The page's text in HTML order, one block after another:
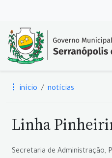
início notícias
Linha
Secretaria de Administração,